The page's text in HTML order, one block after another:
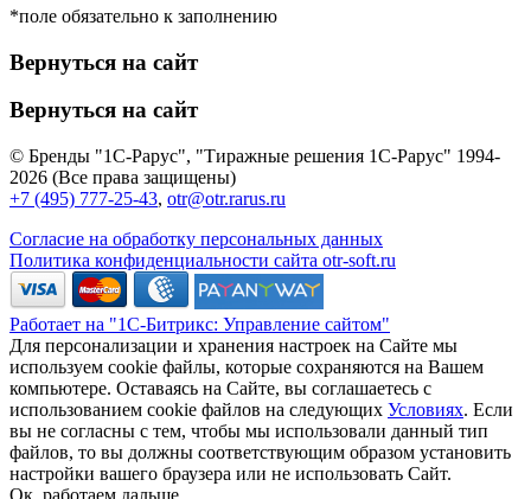
*поле обязательно к заполнению
Вернуться на сайт
Вернуться на сайт
© Бренды "1С-Рарус", "Тиражные решения 1С-Рарус" 1994-
2026 (Все права защищены)
+7 (495) 777-25-43, otr@otr.rarus.ru
Согласие на обработку персональных данных
Политика конфиденциальности сайта otr-soft.ru
Работает на "1С-Битрикс: Управление сайтом"
Для персонализации и хранения настроек на Сайте мы
используем cookie файлы, которые сохраняются на Вашем
компьютере. Оставаясь на Сайте, вы соглашаетесь с
использованием cookie файлов на следующих Условиях. Если
вы не согласны с тем, чтобы мы использовали данный тип
файлов, то вы должны соответствующим образом установить
настройки вашего браузера или не использовать Сайт.
Ок, работаем дальше